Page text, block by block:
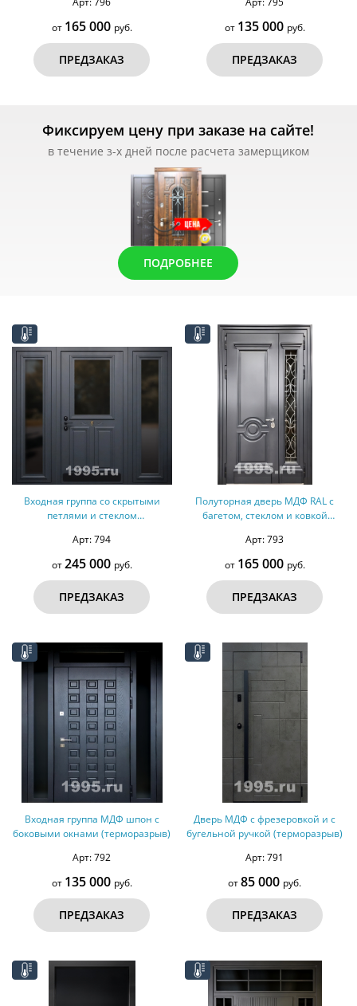
от 165 000 руб.
ПРЕДЗАКАЗ
от 135 000 руб.
ПРЕДЗАКАЗ
Фиксируем цену при заказе на сайте!
в течение з-х дней после расчета замерщиком
ПОДРОБНЕЕ
Входная группа со скрытыми
петлями и стеклом
Арт: 794
от245 000 руб.
ПРЕДЗАКАЗ
Полуторная дверь МДФ RAL с
багетом, стеклом и ковкой
Арт: 793
от 165 000 руб.
ПРЕДЗАКАЗ
Входная группа МДФ шпон с
боковыми окнами (терморазрыв)
Арт: 792
от 135 000 руб.
ПРЕДЗАКАЗ
Дверь МДФ с фрезеровкой и с
бугельной ручкой (терморазрыв)
Арт: 791
от85 000 руб.
ПРЕДЗАКАЗ